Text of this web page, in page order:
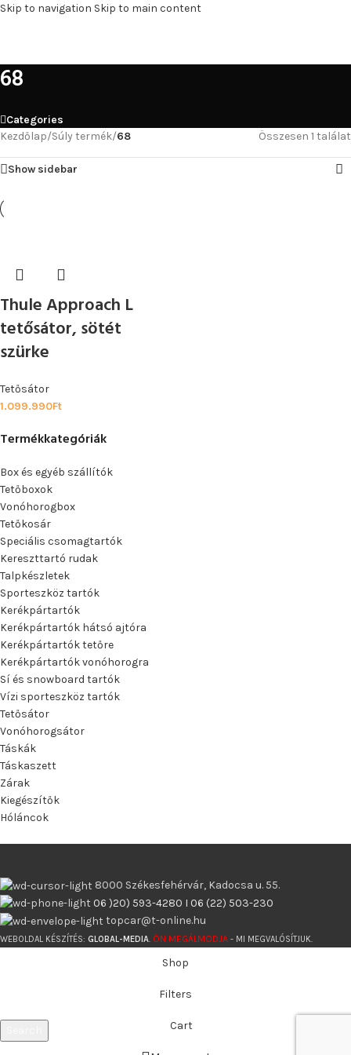
Skip to navigation Skip to main content
68
Categories
Termékkategóriák
Box és egyéb szállítók
Tetőboxok
Vonóhorogbox
Tetőkosár
Speciális csomagtartók
Kereszttartó rudak
Talpkészletek
Sporteszköz tartók
Kerékpártartók
Kerékpártartók hátsó ajtóra
Kerékpártartók tetőre
Kerékpártartók vonóhorogra
Sí és snowboard tartók
Vízi sporteszköz tartók
Tetősátor
Vonóhorogsátor
Táskák
Táskaszett
Zárak
Kiegészítők
Hóláncok
Kezdőlap/Súly termék/68 Összesen 1 találat
Show sidebar
Thule Approach L
tetősátor, sötét
szürke
Tetősátor
1.099.990Ft
8000 Székesfehérvár, Kadocsa u. 55.
06 )20) 593-4280 I 06 (22) 503-230
topcar@t-online.hu
WEBOLDAL KÉSZÍTÉS: GLOBAL-MEDIA. ÖN MEGÁLMODJA - MI MEGVALÓSÍTJUK.
Start typing to see products you are looking for.
Shop
Filters
Cart